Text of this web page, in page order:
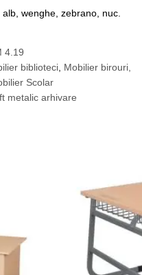
wenghe, zebrano, nuc.
4.19
biblioteci, Mobilier birouri,
Scolar
metalic arhivare